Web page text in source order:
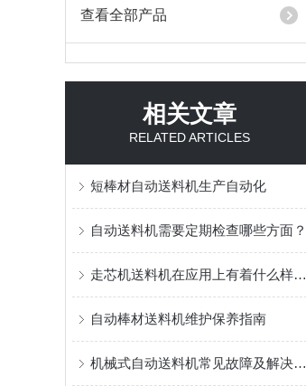
查看全部产品
相关文章
RELATED ARTICLES
短棒材自动送料机生产自动化
自动送料机需要定期检查哪些方面？
走芯机送料机在应用上有着什么样的作用？
自动棒材送料机维护保养指南
机械式自动送料机常见故障及解决方法